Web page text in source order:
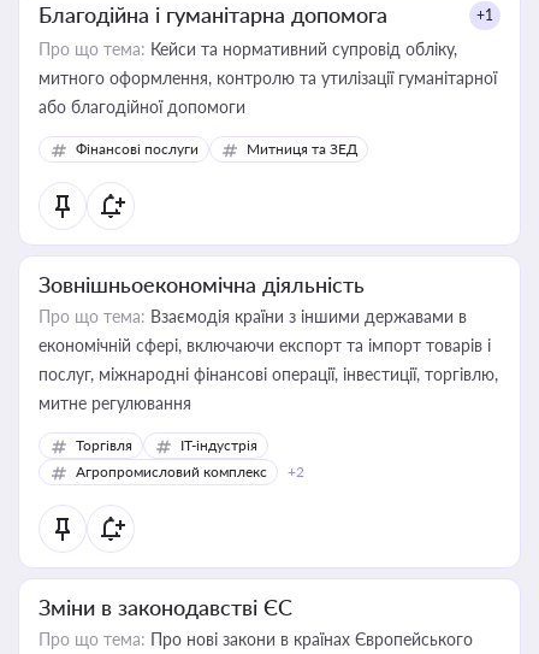
Благодійна і гуманітарна допомога +1
Про що тема: Кейси та нормативний супровід обліку,
митного оформлення, контролю та утилізації гуманітарної
або благодійної допомоги
Фінансові послуги Митниця та ЗЕД
Зовнішньоекономічна діяльність
Про що тема: Взаємодія країни з іншими державами в
економічній сфері, включаючи експорт та імпорт товарів і
послуг, міжнародні фінансові операції, інвестиції, торгівлю,
митне регулювання
Торгівля
IT-індустрія
Агропромисловий комплекс
+2
Зміни в законодавстві ЄС
Про що тема: Про нові закони в країнах Європейського